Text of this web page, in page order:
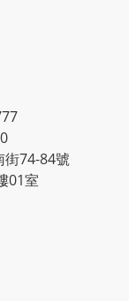
街74-84號
室